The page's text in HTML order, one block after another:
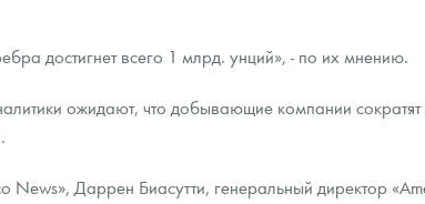
достигнет всего 1 млрд. унций», - по их мнению.
ожидают, что добывающие компании
News», Даррен Биасутти, генеральный директор